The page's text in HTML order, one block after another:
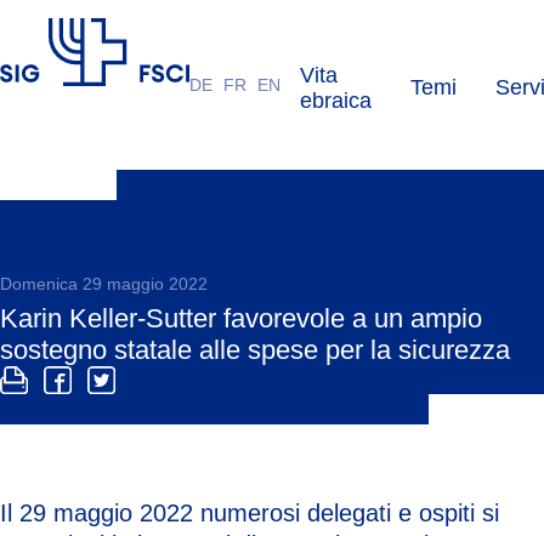
DE FR EN
Vita
ebraica
Temi
Domenica 29 maggio 2022
Karin Keller-Sutter favorevole a un ampio
sostegno statale alle spese per la sicurezza
Il 29 maggio 2022 numerosi delegati e ospiti si